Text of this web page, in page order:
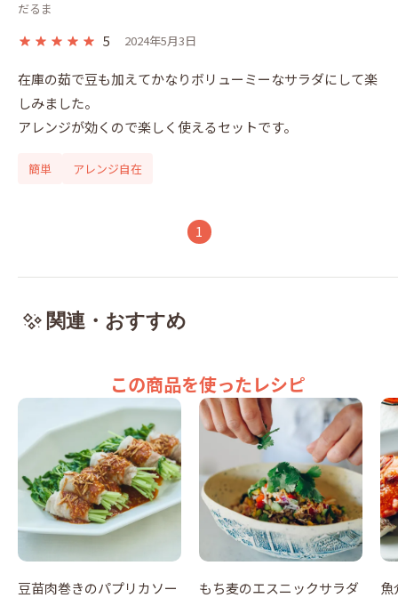
だるま
5 2024年5月3日
在庫の茹で豆も加えてかなりボリューミーなサラダにして楽
しみました。
アレンジが効くので楽しく使えるセットです。
簡単 アレンジ自在
1
関連・おすすめ
この商品を使ったレシピ
豆苗肉巻きのパプリカソー
もち麦のエスニックサラダ
魚